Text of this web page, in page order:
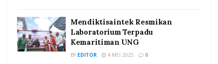
Mendiktisaintek Resmikan
Laboratorium Terpadu
Kemaritiman UNG
BY EDITOR 4 MEI 2025 0